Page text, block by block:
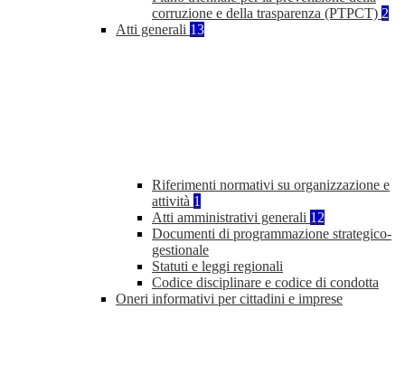
corruzione e della trasparenza (PTPCT) 2
Atti generali 13
Riferimenti normativi su organizzazione e
attività 1
Atti amministrativi generali 12
Documenti di programmazione strategico-
gestionale
Statuti e leggi regionali
Codice disciplinare e codice di condotta
Oneri informativi per cittadini e imprese